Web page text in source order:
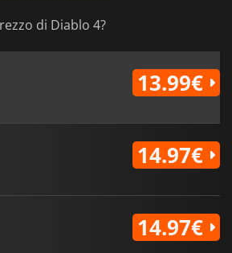
di Diablo 4?
13.99€
14.97€
14.97€